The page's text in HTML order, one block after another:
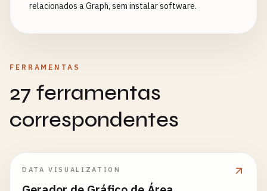
relacionados a Graph, sem instalar software.
FERRAMENTAS
27 ferramentas
correspondentes
DATA VISUALIZATION